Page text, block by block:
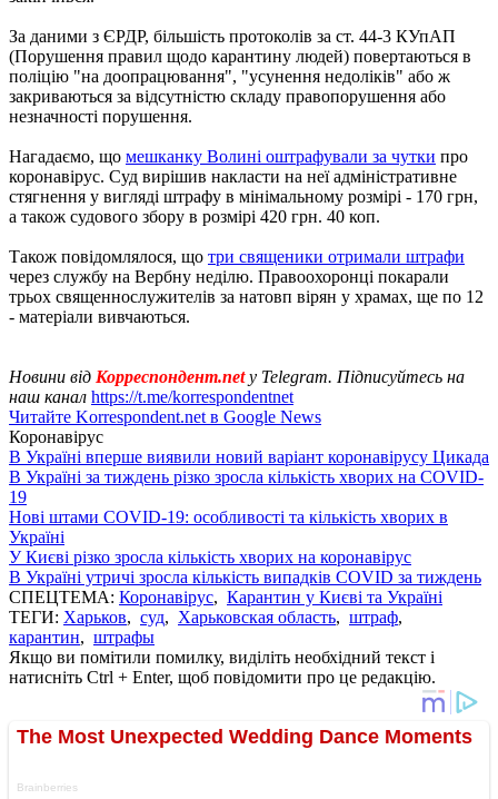
За даними з ЄРДР, більшість протоколів за ст. 44-3 КУпАП
(Порушення правил щодо карантину людей) повертаються в
поліцію "на доопрацювання", "усунення недоліків" або ж
закриваються за відсутністю складу правопорушення або
незначності порушення.
Нагадаємо, що мешканку Волині оштрафували за чутки про
коронавірус. Суд вирішив накласти на неї адміністративне
стягнення у вигляді штрафу в мінімальному розмірі - 170 грн,
а також судового збору в розмірі 420 грн. 40 коп.
Також повідомлялося, що три священики отримали штрафи
через службу на Вербну неділю. Правоохоронці покарали
трьох священнослужителів за натовп вірян у храмах, ще по 12
- матеріали вивчаються.
Новини від Корреспондент.net у Telegram. Підписуйтесь на
наш канал https://t.me/korrespondentnet
Читайте Korrespondent.net в Google News
Коронавірус
В Україні вперше виявили новий варіант коронавірусу Цикада
В Україні за тиждень різко зросла кількість хворих на COVID-
19
Нові штами COVID-19: особливості та кількість хворих в
Україні
У Києві різко зросла кількість хворих на коронавірус
В Україні утричі зросла кількість випадків COVID за тиждень
СПЕЦТЕМА: Коронавірус, Карантин у Києві та Україні
ТЕГИ: Харьков, суд, Харьковская область, штраф,
карантин, штрафы
Якщо ви помітили помилку, виділіть необхідний текст і
натисніть Ctrl + Enter, щоб повідомити про це редакцію.